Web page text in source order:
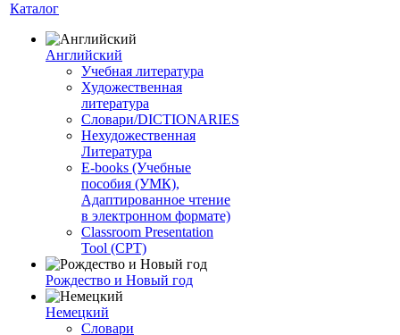
Каталог
Английский
Учебная литература
Художественная
литература
Словари/DICTIONARIES
Нехудожественная
Литература
E-books (Учебные
пособия (УМК),
Адаптированное чтение
в электронном формате)
Classroom Presentation
Tool (CPT)
Рождество и Новый год
Немецкий
Словари